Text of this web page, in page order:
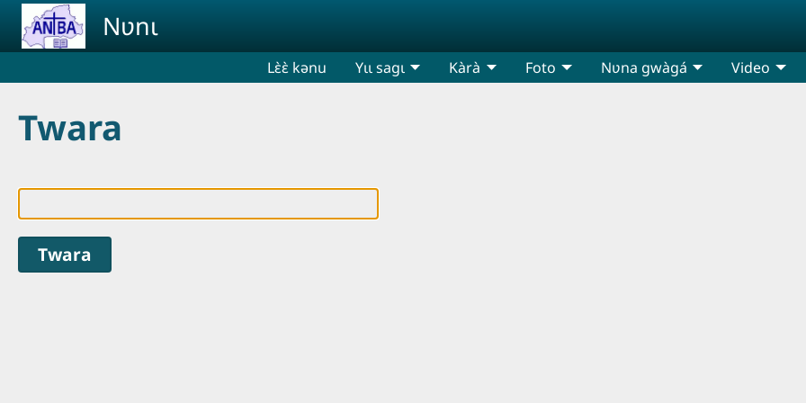
Aller au contenu principal
Nʋnɩ
Lɛ̀ɛ̀ kənu Yɩɩ sagɩ Kàrà Foto Nʋna gwàgá Video
Twara